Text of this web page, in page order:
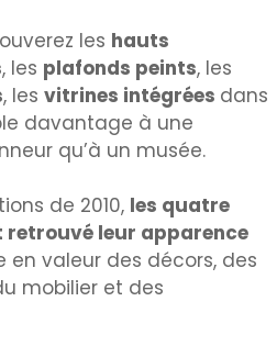
les hauts
, les plafonds peints, les
, lesvitrines intégrées dans
davantage à une
qu’à un musée.
de 2010, les quatre
retrouvé leur apparence
en valeur des décors, des
mobilier et des